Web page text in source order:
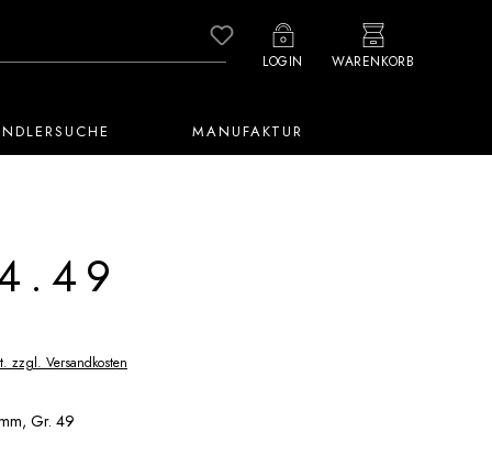
Du hast 0 Produkte auf dem
LOGIN WARENKORB
MANUFAKTUR
zzgl. Versandkosten
Gr. 49